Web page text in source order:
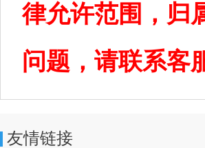
律允许范围，归
问题，请联系客
友情链接